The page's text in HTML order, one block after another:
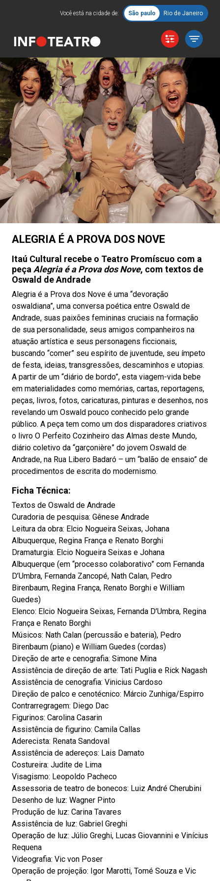
Você está na cidade de: São paulo Rio de Janeiro
ALEGRIA É A PROVA DOS NOVE
Itaú Cultural recebe o Teatro Promíscuo com a
peça Alegria é a Prova dos Nove, com textos de
Oswald de Andrade
Alegria é a Prova dos Nove é uma “devoração
oswaldiana”, uma conversa poética entre Oswald de
Andrade, suas paixões femininas cruciais na formação
de sua personalidade, seus amigos companheiros na
atuação artística e seus personagens ficcionais,
buscando “comer” seu espírito de juventude, seu ímpeto
de festa, ideias, transgressões, descaminhos e utopias.
A partir de um “diário de bordo”, esta viagem-vida bebe
em materialidades como memórias, cartas, reportagens,
peças, livros, fotos, caricaturas, pinturas e desenhos, nos
revelando um Oswald pouco conhecido pelo grande
público. A peça tem como um dos disparadores criativos
o livro O Perfeito Cozinheiro das Almas deste Mundo,
diário coletivo da “garçonière” do jovem Oswald de
Andrade, na Rua Libero Badaró – um “balão de ensaio” de
procedimentos de escrita do modernismo.
Ficha Técnica:
Textos de Oswald de Andrade
Curadoria de pesquisa: Gênese Andrade
Leitura da obra: Elcio Nogueira Seixas, Johana
Albuquerque, Regina França e Renato Borghi
Dramaturgia: Elcio Nogueira Seixas e Johana
Albuquerque (em “processo colaborativo” com Fernanda
D’Umbra, Fernanda Zancopé, Nath Calan, Pedro
Birenbaum, Regina França, Renato Borghi e William
Guedes)
Elenco: Elcio Nogueira Seixas, Fernanda D’Umbra, Regina
França e Renato Borghi
Músicos: Nath Calan (percussão e bateria), Pedro
Birenbaum (piano) e William Guedes (cordas)
Direção de arte e cenografia: Simone Mina
Assistência de direção de arte: Tati Puglia e Rick Nagash
Assistência de cenografia: Vinicius Cardoso
Direção de palco e cenotécnico: Márcio Zunhiga/Espirro
Contrarregragem: Diego Dac
Figurinos: Carolina Casarin
Assistência de figurino: Camila Callas
Aderecista: Renata Sandoval
Assistência de adereços: Lais Damato
Costureira: Judite de Lima
Visagismo: Leopoldo Pacheco
Assessoria de teatro de bonecos: Luiz André Cherubini
Desenho de luz: Wagner Pinto
Produção de luz: Carina Tavares
Assistência de luz: Gabriel Greghi
Operação de luz: Júlio Greghi, Lucas Giovannini e Vinícius
Requena
Videografia: Vic von Poser
Operação de projeção: Igor Marotti, Tomé Souza e Vic